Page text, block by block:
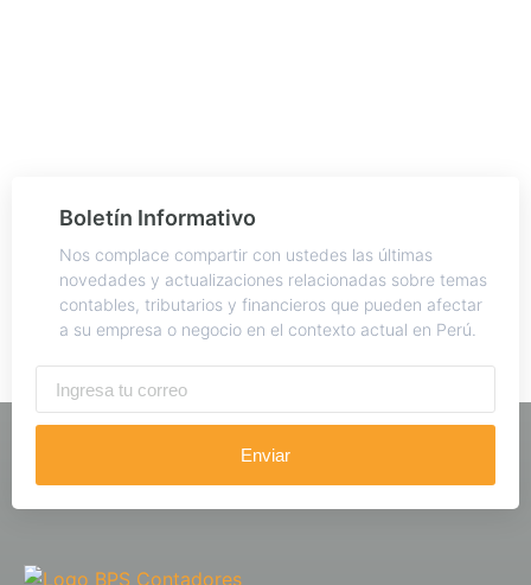
Boletín Informativo
Nos complace compartir con ustedes las últimas
novedades y actualizaciones relacionadas sobre temas
contables, tributarios y financieros que pueden afectar
a su empresa o negocio en el contexto actual en Perú.
Enviar